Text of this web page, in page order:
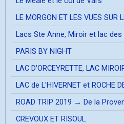
LE MORGON ET LES VUES SUR
Lacs Ste Anne, Miroir et lac des
PARIS BY NIGHT
LAC D'ORCEYRETTE, LAC
LAC de L'HIVERNET et ROCHE
ROAD TRIP 2019 → De la
CREVOUX ET RISOUL